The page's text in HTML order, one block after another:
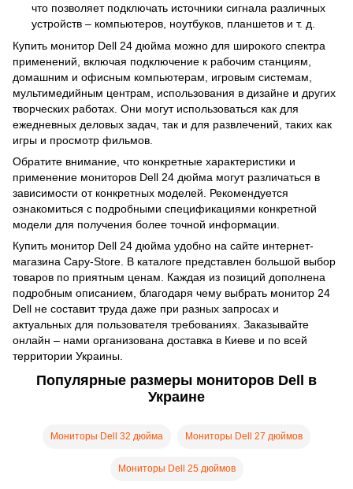
что позволяет подключать источники сигнала различных
устройств – компьютеров, ноутбуков, планшетов и т. д.
Купить монитор Dell 24 дюйма можно для широкого спектра
применений, включая подключение к рабочим станциям,
домашним и офисным компьютерам, игровым системам,
мультимедийным центрам, использования в дизайне и других
творческих работах. Они могут использоваться как для
ежедневных деловых задач, так и для развлечений, таких как
игры и просмотр фильмов.
Обратите внимание, что конкретные характеристики и
применение мониторов Dell 24 дюйма могут различаться в
зависимости от конкретных моделей. Рекомендуется
ознакомиться с подробными спецификациями конкретной
модели для получения более точной информации.
Купить монитор Dell 24 дюйма удобно на сайте интернет-
магазина Capy-Store. В каталоге представлен большой выбор
товаров по приятным ценам. Каждая из позиций дополнена
подробным описанием, благодаря чему выбрать монитор 24
Dell не составит труда даже при разных запросах и
актуальных для пользователя требованиях. Заказывайте
онлайн – нами организована доставка в Киеве и по всей
территории Украины.
Популярные размеры мониторов Dell в
Украине
Мониторы Dell 32 дюйма Мониторы Dell 27 дюймов
Мониторы Dell 25 дюймов